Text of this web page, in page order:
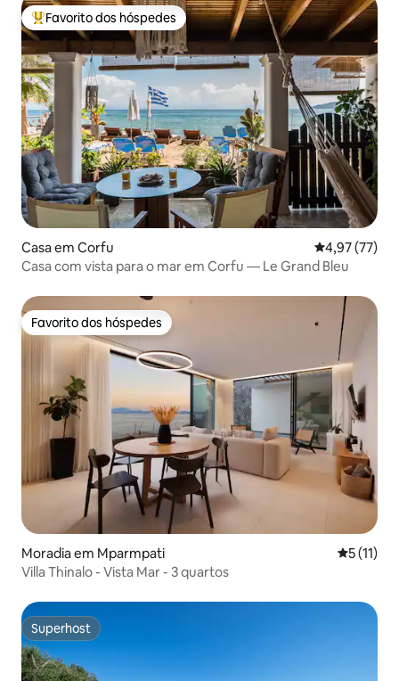
Favoritos dos hóspedes mais apreciados
Favorito dos hóspedes
Casa em Corfu Classificação
4,97 (77)
Casa com vista para o mar em Corfu — Le Grand Bleu
Favorito dos hóspedes
Favorito dos hóspedes
Moradia em Mparmpati
5 (11)
Villa Thinalo - Vista Mar - 3 quartos
Superhost
Superhost